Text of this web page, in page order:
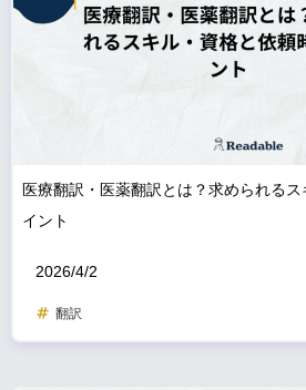
医療翻訳・医薬翻訳とは？求められる
イント
2026/4/2
翻訳